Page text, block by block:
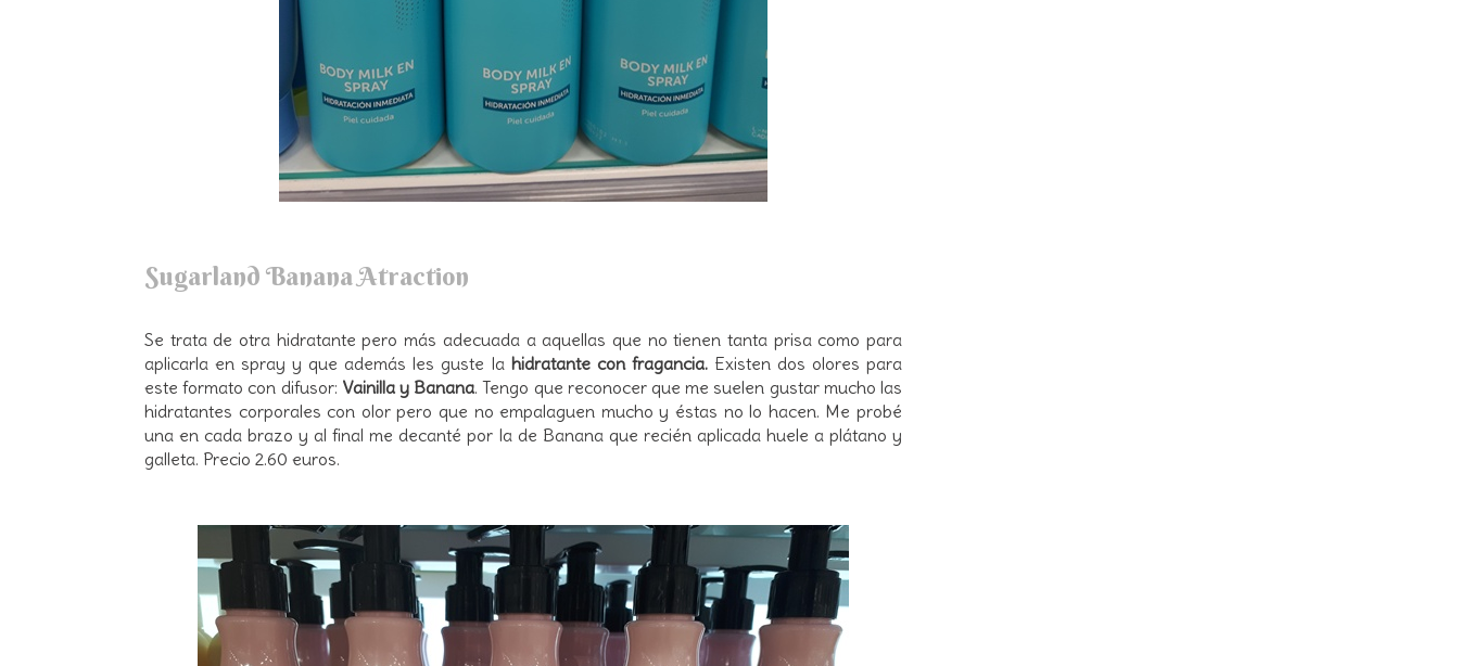
Sugarland Banana Atraction
Se trata de otra hidratante pero más adecuada a aquellas que no tienen tanta prisa como para
aplicarla en spray y que además les guste la hidratante con fragancia.Existen dos olores para
este formato con difusor: Vainilla y Banana. Tengo que reconocer que me suelen gustar mucho las
hidratantes corporales con olor pero que no empalaguen mucho y éstas no lo hacen. Me probé
una en cada brazo y al final me decanté por la de Banana que recién aplicada huele a plátano y
galleta. Precio 2.60 euros.